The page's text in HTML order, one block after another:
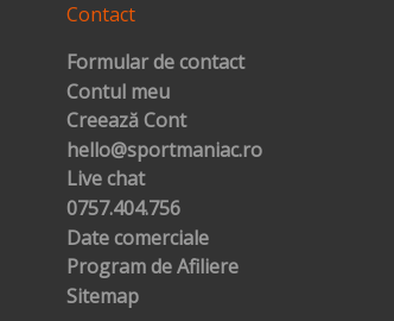
Contact
Formular de contact
Contul meu
Creează Cont
hello@sportmaniac.ro
Live chat
0757.404.756
Date comerciale
Program de Afiliere
Sitemap